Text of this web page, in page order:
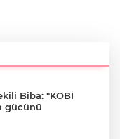
Biba: "KOBİ
gücünü